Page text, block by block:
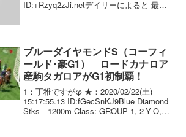
ID:+Rzyq2zJi.netデイリーによると 最初
ブルーダイヤモンドS（コーフィ
ールド･豪G1） ロードカナロア
産駒タガロアがG1初制覇！
1：丁稚ですがφ ★：2020/02/22(土)
15:17:55.13 ID:fGecSnKJ9Blue Diamond
Stks 1200m Class: GROUP 1, 2-Y-O,